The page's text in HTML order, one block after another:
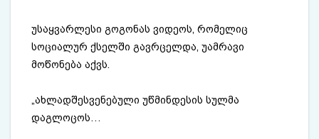
უსაყვარლესი გოგონას ვიდეოს, რომელიც
სოციალურ ქსელში გავრცელდა, უამრავი
მოწონება აქვს.
„ახლადშესვენებული უწმინდესის სულმა
დაგლოცოს…